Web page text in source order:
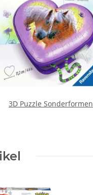
3D Puzzle Sonderformen